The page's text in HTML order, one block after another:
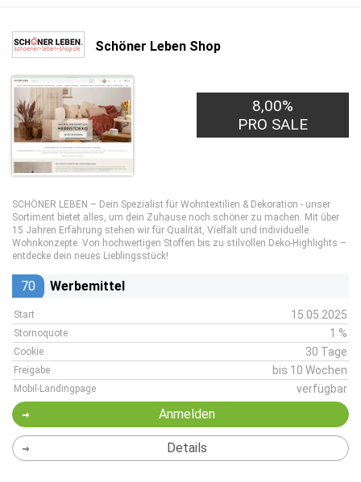
Schöner Leben Shop
8,00%
PRO SALE
SCHÖNER LEBEN – Dein Spezialist für Wohntextilien & Dekoration - unser
Sortiment bietet alles, um dein Zuhause noch schöner zu machen. Mit über
15 Jahren Erfahrung stehen wir für Qualität, Vielfalt und individuelle
Wohnkonzepte. Von hochwertigen Stoffen bis zu stilvollen Deko-Highlights –
entdecke dein neues Lieblingsstück!
70 Werbemittel
Start 15.05.2025
Stornoquote 1 %
Cookie 30 Tage
Freigabe bis 10 Wochen
Mobil-Landingpage verfügbar
Anmelden
Details